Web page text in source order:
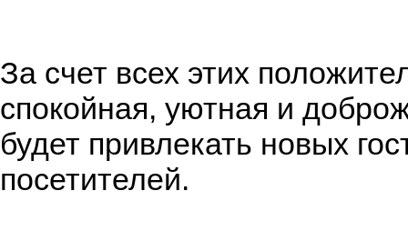
За счет всех этих
спокойная, уютная и
будет привлекать новых
посетителей.